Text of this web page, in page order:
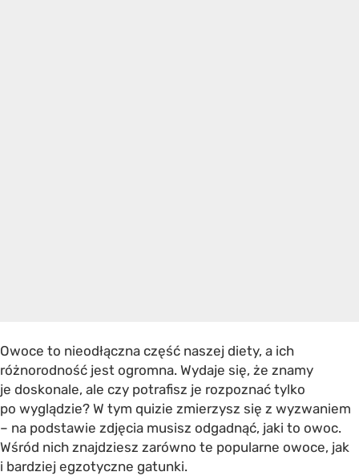
Owoce to nieodłączna część naszej diety, a ich
różnorodność jest ogromna. Wydaje się, że znamy
je doskonale, ale czy potrafisz je rozpoznać tylko
po wyglądzie? W tym quizie zmierzysz się z wyzwaniem
– na podstawie zdjęcia musisz odgadnąć, jaki to owoc.
Wśród nich znajdziesz zarówno te popularne owoce, jak
i bardziej egzotyczne gatunki.